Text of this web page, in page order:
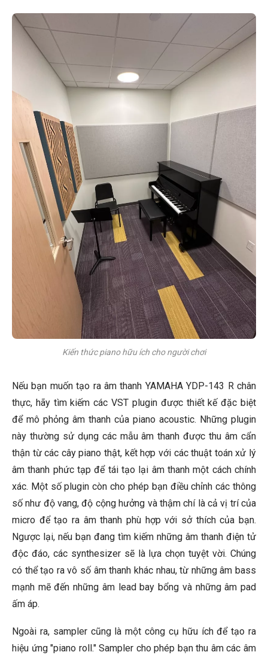
Kiến thức piano hữu ích cho người chơi
Nếu bạn muốn tạo ra âm thanh YAMAHA YDP-143 R chân
thực, hãy tìm kiếm các VST plugin được thiết kế đặc biệt
để mô phỏng âm thanh của piano acoustic. Những plugin
này thường sử dụng các mẫu âm thanh được thu âm cẩn
thận từ các cây piano thật, kết hợp với các thuật toán xử lý
âm thanh phức tạp để tái tạo lại âm thanh một cách chính
xác. Một số plugin còn cho phép bạn điều chỉnh các thông
số như độ vang, độ cộng hưởng và thậm chí là cả vị trí của
micro để tạo ra âm thanh phù hợp với sở thích của bạn.
Ngược lại, nếu bạn đang tìm kiếm những âm thanh điện tử
độc đáo, các synthesizer sẽ là lựa chọn tuyệt vời. Chúng
có thể tạo ra vô số âm thanh khác nhau, từ những âm bass
mạnh mẽ đến những âm lead bay bổng và những âm pad
ấm áp.
Ngoài ra, sampler cũng là một công cụ hữu ích để tạo ra
hiệu ứng "piano roll." Sampler cho phép bạn thu âm các âm